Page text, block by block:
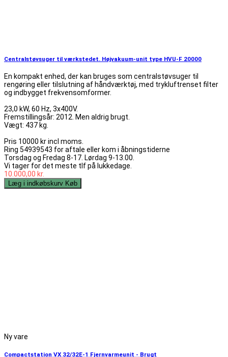
Centralstøvsuger til værkstedet. Højvakuum-unit type HVU-F 20000
En kompakt enhed, der kan bruges som centralstøvsuger til
rengøring eller tilslutning af håndværktøj, med trykluftrenset filter
og indbygget frekvensomformer.
23,0 kW, 60 Hz, 3x400V.
Fremstillingsår: 2012. Men aldrig brugt.
Vægt: 437 kg.
Pris 10000 kr incl moms.
Ring 54939543 for aftale eller kom i åbningstiderne
Torsdag og Fredag 8-17. Lørdag 9-13.00.
Vi tager for det meste tlf på lukkedage.
10.000,00 kr.
Læg i indkøbskurv Køb
Ny vare
Compactstation VX 32/32E-1 Fjernvarmeunit - Brugt